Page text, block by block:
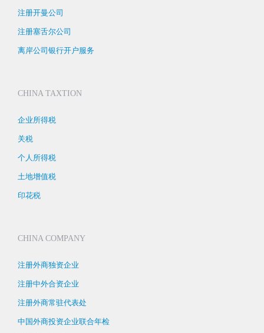
注册开曼公司
注册塞舌尔公司
离岸公司银行开户服务
CHINA TAXTION
企业所得税
关税
个人所得税
土地增值税
印花税
CHINA COMPANY
注册外商独资企业
注册中外合资企业
注册外商常驻代表处
中国外商投资企业联合年检